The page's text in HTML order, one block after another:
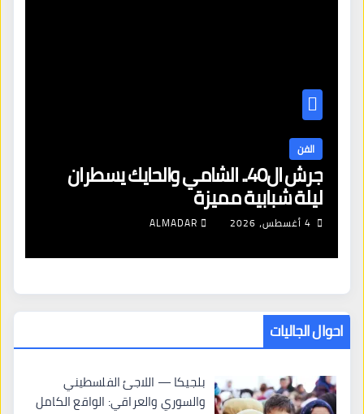
الفن
جرش ال40.. الشامي والحايك يسطران
ليلة شبابية مميزة
4 أغسطس، 2026 ALMADAR
احوال الجاليات
بلجيكا — اللاجئ الفلسطيني
والسوري والعراقي: الواقع الكامل